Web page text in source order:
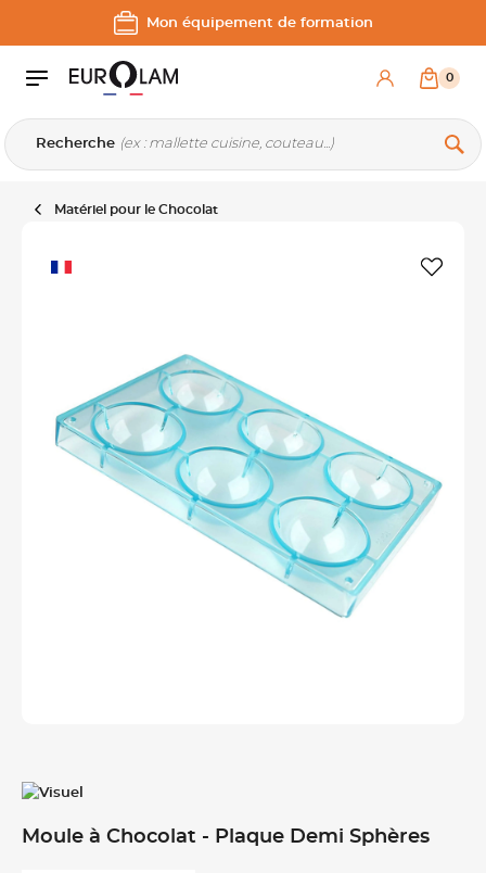
Aller au contenu
Aller à la navigation principale
Mon équipement de formation
Recherche
0
Matériel pour le Chocolat
Moule à Chocolat - Plaque Demi Sphères